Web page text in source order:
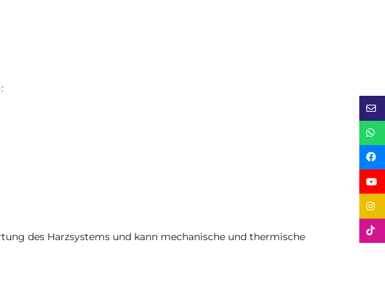
des Harzsystems und kann mechanische und thermische